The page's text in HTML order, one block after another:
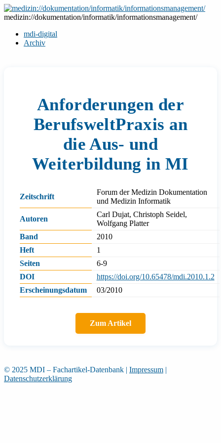
Zum
Inhalt
medizin://dokumentation/informatik/informationsmanagement/
mdi-digital
Archiv
Anforderungen der
BerufsweltPraxis an
die Aus- und
Weiterbildung in MI
Zeitschrift
Forum der Medizin Dokumentation
und Medizin Informatik
Autoren
Carl Dujat, Christoph Seidel,
Wolfgang Platter
Band
2010
Heft
1
Seiten
6-9
DOI
https://doi.org/10.65478/mdi.2010.1.2
Erscheinungsdatum
03/2010
Zum Artikel
© 2025 MDI – Fachartikel-Datenbank | Impressum |
Datenschutzerklärung